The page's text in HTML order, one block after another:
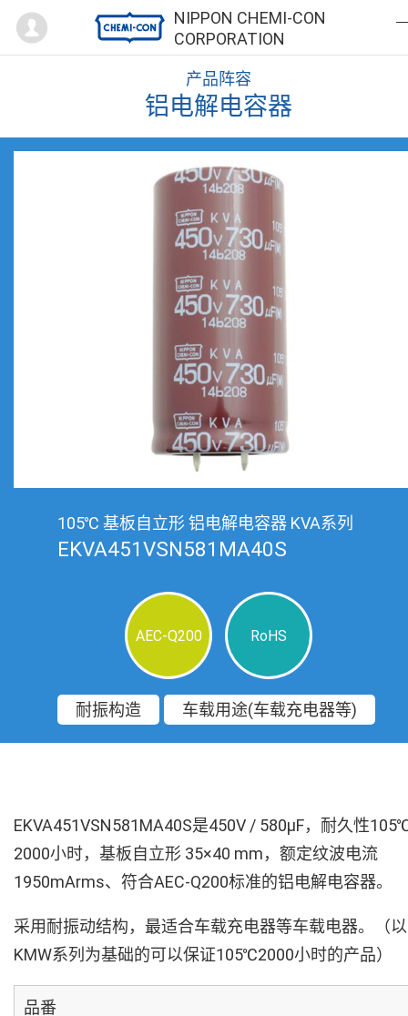
NIPPON CHEMI-CON
CORPORATION
Mypage
产品阵容
铝电解电容器
105℃ 基板自立形 铝电解电容器 KVA系列
EKVA451VSN581MA40S
AEC-Q200 RoHS
耐振构造 车载用途(车载充电器等)
EKVA451VSN581MA40S是450V / 580µF，耐久性
2000小时，基板自立形 35×40 mm，额定纹波电流
1950mArms、符合AEC-Q200标准的铝电解电容器。
采用耐振动结构，最适合车载充电器等车载电器。（以
KMW系列为基础的可以保证105℃2000小时的产品）
品番